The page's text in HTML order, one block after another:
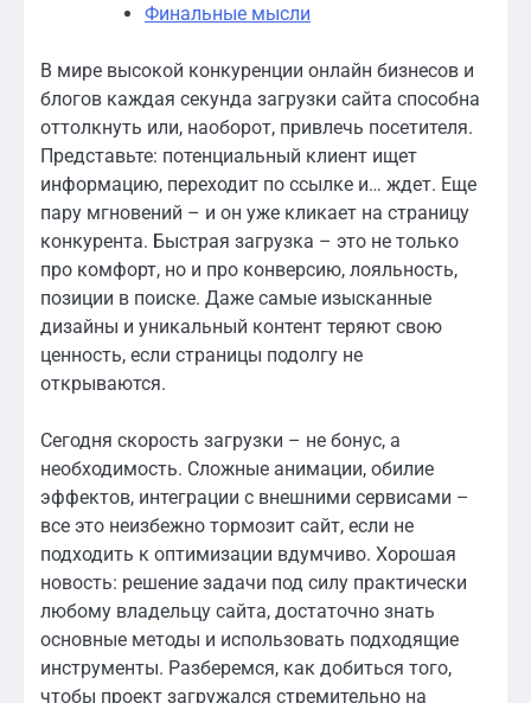
Финальные мысли
В мире высокой конкуренции онлайн бизнесов и
блогов каждая секунда загрузки сайта способна
оттолкнуть или, наоборот, привлечь посетителя.
Представьте: потенциальный клиент ищет
информацию, переходит по ссылке и… ждет. Еще
пару мгновений – и он уже кликает на страницу
конкурента. Быстрая загрузка – это не только
про комфорт, но и про конверсию, лояльность,
позиции в поиске. Даже самые изысканные
дизайны и уникальный контент теряют свою
ценность, если страницы подолгу не
открываются.
Сегодня скорость загрузки – не бонус, а
необходимость. Сложные анимации, обилие
эффектов, интеграции с внешними сервисами –
все это неизбежно тормозит сайт, если не
подходить к оптимизации вдумчиво. Хорошая
новость: решение задачи под силу практически
любому владельцу сайта, достаточно знать
основные методы и использовать подходящие
инструменты. Разберемся, как добиться того,
чтобы проект загружался стремительно на